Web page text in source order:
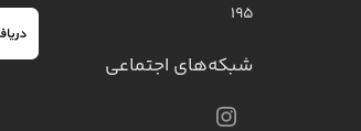
۱۹۵
شبکه‌های اجتماعی